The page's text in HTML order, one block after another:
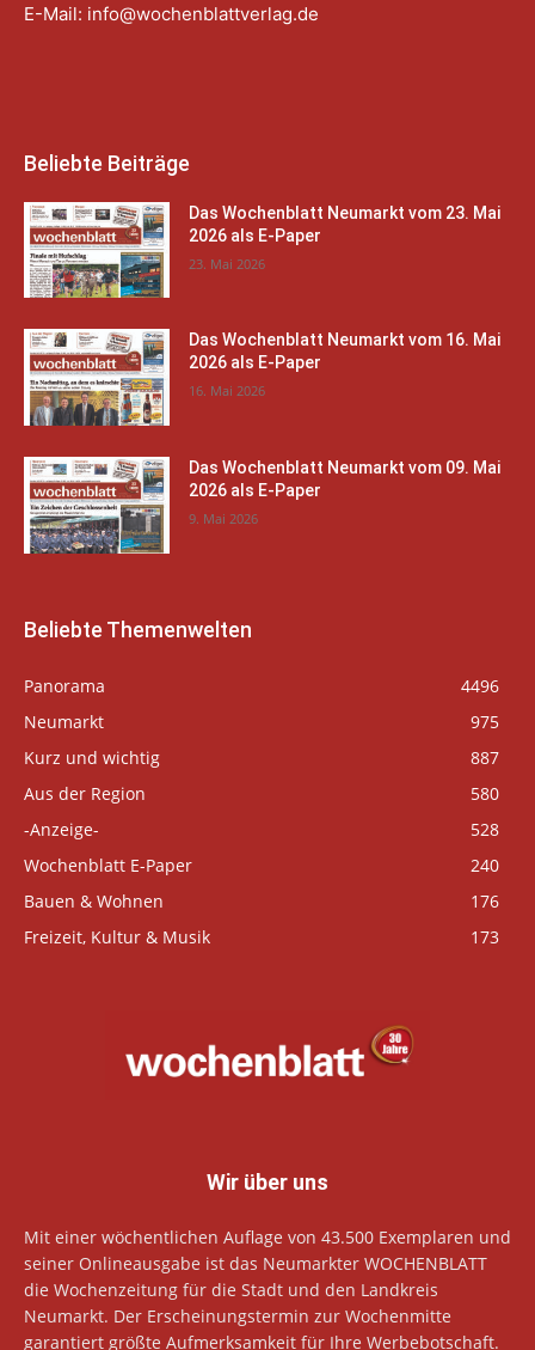
E-Mail: info@wochenblattverlag.de
Beliebte Beiträge
Das Wochenblatt Neumarkt vom 23. Mai
2026 als E-Paper
23. Mai 2026
Das Wochenblatt Neumarkt vom 16. Mai
2026 als E-Paper
16. Mai 2026
Das Wochenblatt Neumarkt vom 09. Mai
2026 als E-Paper
9. Mai 2026
Beliebte Themenwelten
Panorama
4496
Neumarkt
975
Kurz und wichtig
887
Aus der Region
580
-Anzeige-
528
Wochenblatt E-Paper
240
Bauen & Wohnen
176
Freizeit, Kultur & Musik
173
Wir über uns
Mit einer wöchentlichen Auflage von 43.500 Exemplaren und
seiner Onlineausgabe ist das Neumarkter WOCHENBLATT
die Wochenzeitung für die Stadt und den Landkreis
Neumarkt. Der Erscheinungstermin zur Wochenmitte
garantiert größte Aufmerksamkeit für Ihre Werbebotschaft.